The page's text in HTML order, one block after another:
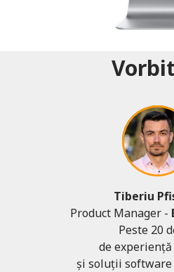
Tiberiu
Product Manager -
Peste 20
de experiență
și soluții software